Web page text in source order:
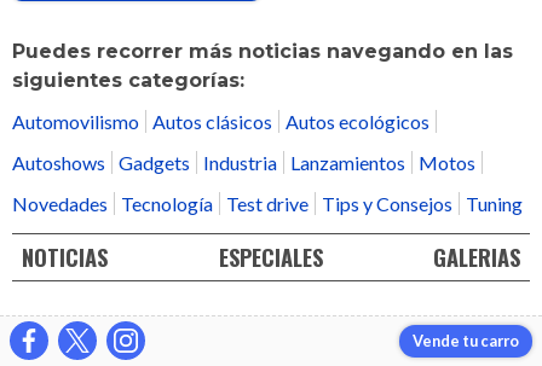
Puedes recorrer más noticias navegando en las
siguientes categorías:
Automovilismo
Autos clásicos
Autos ecológicos
Autoshows
Gadgets Industria Lanzamientos
Motos
Novedades
Tecnología Test drive Tips y Consejos Tuning
NOTICIAS ESPECIALES GALERIAS
Vende tu carro